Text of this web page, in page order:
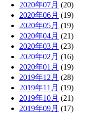
2020年07月 (20)
2020年06月 (19)
2020年05月 (19)
2020年04月 (21)
2020年03月 (23)
2020年02月 (16)
2020年01月 (19)
2019年12月 (28)
2019年11月 (19)
2019年10月 (21)
2019年09月 (17)